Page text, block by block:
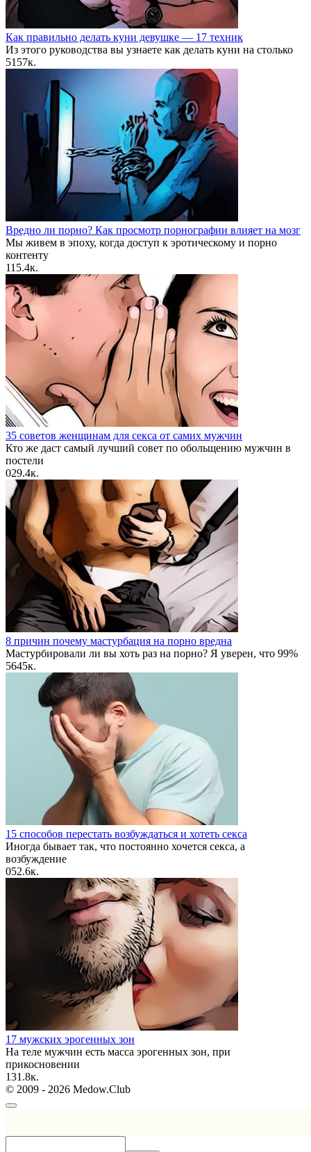
Как правильно делать куни девушке — 17 техник
Из этого руководства вы узнаете как делать куни на столько
5157к.
Вредно ли порно? Как просмотр порнографии влияет на мозг
Мы живем в эпоху, когда доступ к эротическому и порно
контенту
115.4к.
35 советов женщинам для секса от самих мужчин
Кто же даст самый лучший совет по обольщению мужчин в
постели
029.4к.
8 причин почему мастурбация на порно вредна
Мастурбировали ли вы хоть раз на порно? Я уверен, что 99%
5645к.
15 способов перестать возбуждаться и хотеть секса
Иногда бывает так, что постоянно хочется секса, а
возбуждение
052.6к.
17 мужских эрогенных зон
На теле мужчин есть масса эрогенных зон, при
прикосновении
131.8к.
© 2009 - 2026 Medow.Club